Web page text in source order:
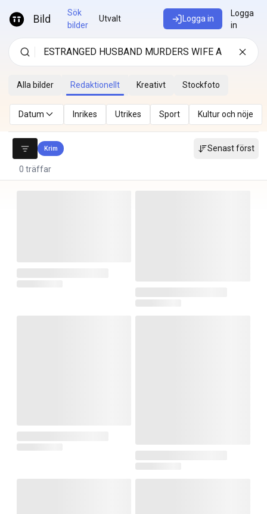
Bild
Sök
bilder
Utvalt Logga in
Logga
in
Alla bilder Redaktionellt Kreativt Stockfoto
Datum Inrikes Utrikes Sport Kultur och nöje
Krim Senast först
0 träffar